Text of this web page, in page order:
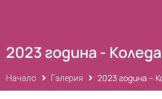
2023 година -
Начало Галерия 2023 година –